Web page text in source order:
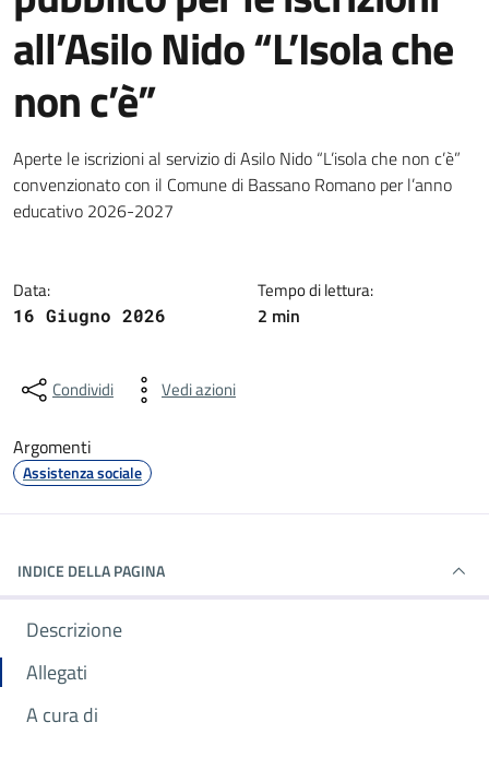
all’Asilo Nido “L’Isola che
non c’è”
Dettagli della notizia
Aperte le iscrizioni al servizio di Asilo Nido “L’isola che non c’è”
convenzionato con il Comune di Bassano Romano per l’anno
educativo 2026-2027
Data:
16 Giugno 2026
Tempo di lettura:
2 min
Condividi Vedi azioni
Argomenti
Assistenza sociale
INDICE DELLA PAGINA
Descrizione
Allegati
A cura di